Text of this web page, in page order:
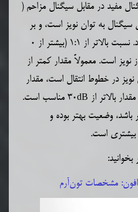
مفید در مقابل سیگنال مزاحم (
به توان نویز است، و بر
. نسبت بالاتر از 1:1 (بیشتر از 0
است. معمولاً مقدار کمتر از
در خطوط انتقال است، مقدار
dB
30 مناسب است.
وضعیت بهتر بوده و
بیشتری است.
بخوانید:
مشخصات تون‌آرم